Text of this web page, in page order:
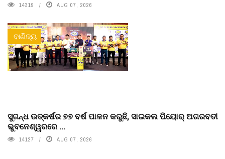
14319 AUG 07, 2026
ବାଣିଜ୍ୟ
ସୁଗନ୍ଧ ଉତ୍କର୍ଷର ୭୭ ବର୍ଷ ପାଳନ କରୁଛି, ସାଇକଲ ପିୟୋର୍‌ ଅଗରବତୀ
ଭୁବନେଶ୍ୱରରେ ...
14127 AUG 07, 2026